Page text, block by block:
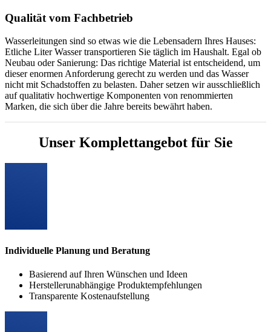
Qualität vom Fachbetrieb
Wasserleitungen sind so etwas wie die Lebensadern Ihres Hauses:
Etliche Liter Wasser transportieren Sie täglich im Haushalt. Egal ob
Neubau oder Sanierung: Das richtige Material ist entscheidend, um
dieser enormen Anforderung gerecht zu werden und das Wasser
nicht mit Schadstoffen zu belasten. Daher setzen wir ausschließlich
auf qualitativ hochwertige Komponenten von renommierten
Marken, die sich über die Jahre bereits bewährt haben.
Unser Komplettangebot für Sie
Individuelle Planung und Beratung
Basierend auf Ihren Wünschen und Ideen
Herstellerunabhängige Produktempfehlungen
Transparente Kostenaufstellung